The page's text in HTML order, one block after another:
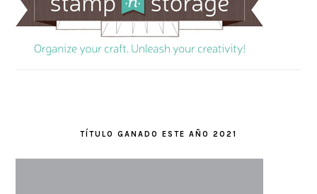
TÍTULO GANADO ESTE AÑO 2021